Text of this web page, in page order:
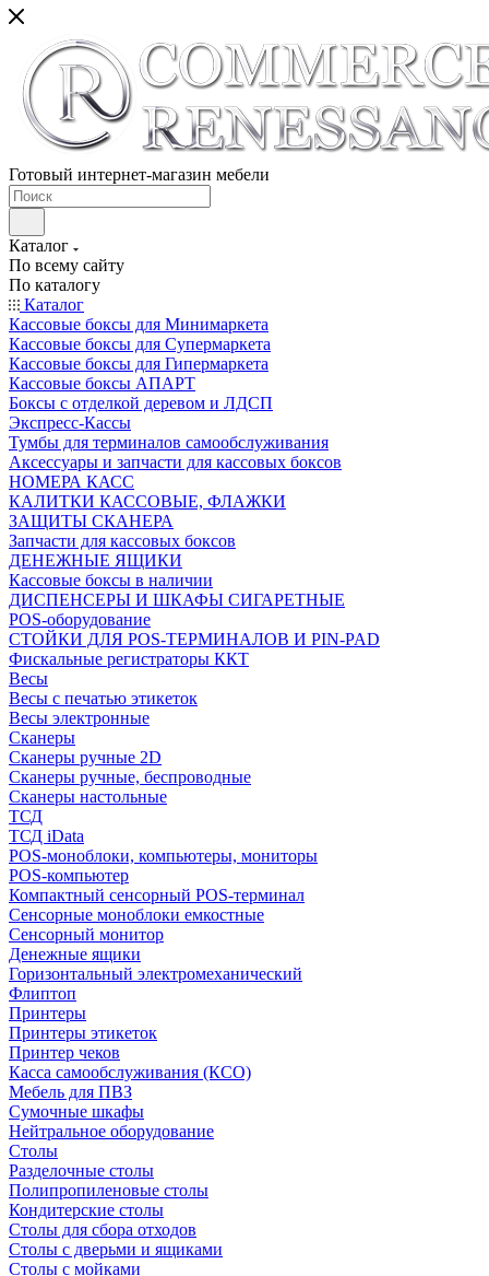
Готовый интернет-магазин мебели
Каталог
По всему сайту
По каталогу
Каталог
Кассовые боксы для Минимаркета
Кассовые боксы для Супермаркета
Кассовые боксы для Гипермаркета
Кассовые боксы АПАРТ
Боксы с отделкой деревом и ЛДСП
Экспресс-Кассы
Тумбы для терминалов самообслуживания
Аксессуары и запчасти для кассовых боксов
НОМЕРА КАСС
КАЛИТКИ КАССОВЫЕ, ФЛАЖКИ
ЗАЩИТЫ СКАНЕРА
Запчасти для кассовых боксов
ДЕНЕЖНЫЕ ЯЩИКИ
Кассовые боксы в наличии
ДИСПЕНСЕРЫ И ШКАФЫ СИГАРЕТНЫЕ
POS-оборудование
СТОЙКИ ДЛЯ POS-ТЕРМИНАЛОВ И PIN-PAD
Фискальные регистраторы ККТ
Весы
Весы с печатью этикеток
Весы электронные
Сканеры
Сканеры ручные 2D
Сканеры ручные, беспроводные
Сканеры настольные
ТСД
ТСД iData
POS-моноблоки, компьютеры, мониторы
POS-компьютер
Компактный сенсорный POS-терминал
Сенсорные моноблоки емкостные
Сенсорный монитор
Денежные ящики
Горизонтальный электромеханический
Флиптоп
Принтеры
Принтеры этикеток
Принтер чеков
Касса самообслуживания (КСО)
Мебель для ПВЗ
Сумочные шкафы
Нейтральное оборудование
Столы
Разделочные столы
Полипропиленовые столы
Кондитерские столы
Столы для сбора отходов
Столы с дверьми и ящиками
Столы с мойками